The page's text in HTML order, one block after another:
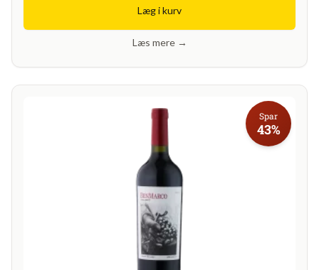
Læg i kurv
Læs mere →
Spar
43%